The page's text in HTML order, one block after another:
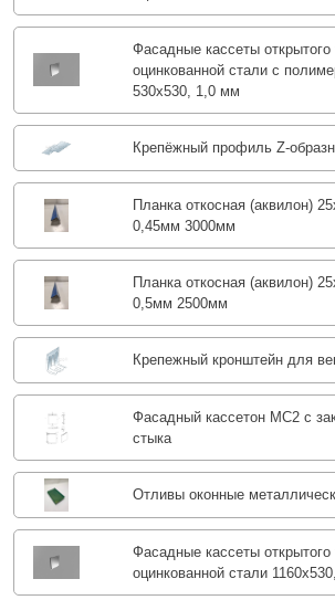
Фасадные кассеты открытого
оцинкованной стали с
530х530, 1,0 мм
Крепёжный профиль Z-
Планка откосная (аквилон)
0,45мм 3000мм
Планка откосная (аквилон)
0,5мм 2500мм
Крепежный кронштейн для
Фасадный кассетон МС2 с
стыка
Отливы оконные
Фасадные кассеты открытого
оцинкованной стали